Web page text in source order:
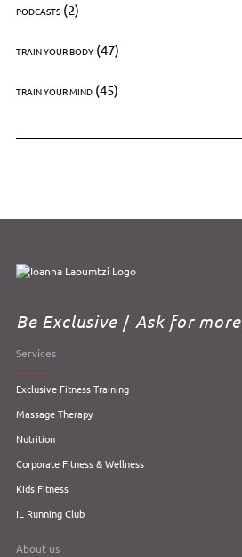
PODCASTS(2)
TRAIN YOUR BODY(47)
TRAIN YOUR MIND(45)
Be Exclusive / Ask for more
Services
Exclusive Fitness Training
Massage Therapy
Nutrition
Corporate Fitness & Wellness
Kids Fitness
IL Running Club
About us